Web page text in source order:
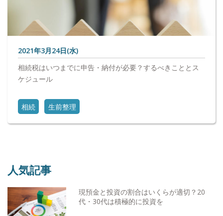
2021年3月24日(水)
相続税はいつまでに申告・納付が必要？するべきこととス
ケジュール
相続 生前整理
人気記事
現預金と投資の割合はいくらが適切？20
代・30代は積極的に投資を